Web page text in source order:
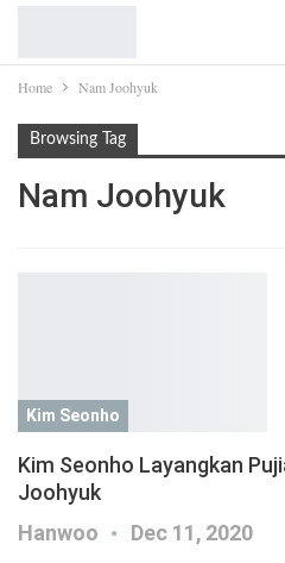
Home Nam Joohyuk
Browsing Tag
Nam Joohyuk
Kim Seonho
Kim Seonho Layangkan
Joohyuk
Hanwoo
Dec 11, 2020